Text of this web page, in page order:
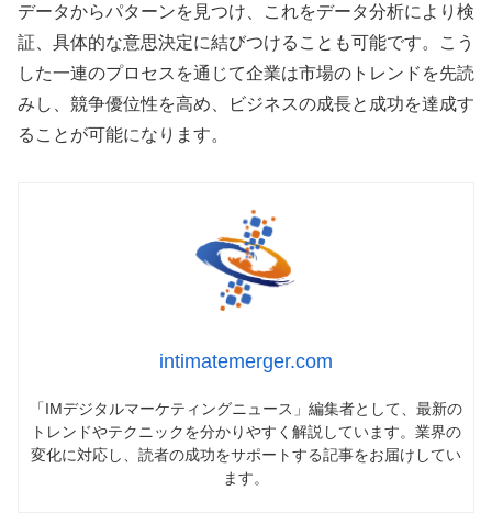
データからパターンを見つけ、これをデータ分析により検
証、具体的な意思決定に結びつけることも可能です。こう
した一連のプロセスを通じて企業は市場のトレンドを先読
みし、競争優位性を高め、ビジネスの成長と成功を達成す
ることが可能になります。
intimatemerger.com
「IMデジタルマーケティングニュース」編集者として、最新の
トレンドやテクニックを分かりやすく解説しています。業界の
変化に対応し、読者の成功をサポートする記事をお届けしてい
ます。